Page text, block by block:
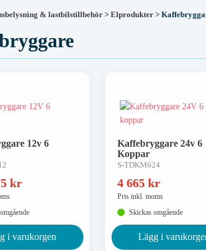
& lastbilstillbehör> Elprodukter >
12v 6
kr
i varukorgen
Kaffebryggare 24v 6
Koppar
S-TDKM624
4 665 kr
Pris inkl. moms
Skickas omgående
Lägg i